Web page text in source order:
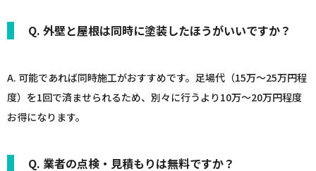
Q. 外壁と屋根は同時に塗装したほうがいいですか？
A. 可能であれば同時施工がおすすめです。足場代（15万〜25万円程
度）を1回で済ませられるため、別々に行うより10万〜20万円程度
お得になります。
Q. 業者の点検・見積もりは無料ですか？